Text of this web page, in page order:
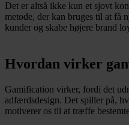
Det er altså ikke kun et sjovt
metode, der kan bruges til at få
kunder og skabe højere brand
Hvordan virker
Gamification virker, fordi det
adfærdsdesign. Det spiller på,
motiverer os til at træffe